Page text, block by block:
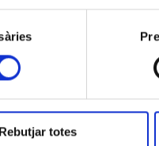
qualsevol moment.
Rebutjar totes